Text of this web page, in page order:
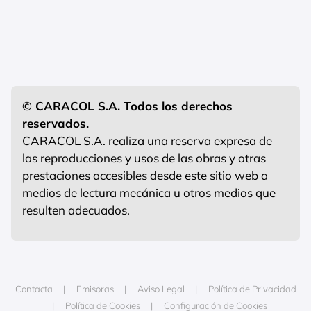
© CARACOL S.A. Todos los derechos
reservados.
CARACOL S.A. realiza una reserva expresa de
las reproducciones y usos de las obras y otras
prestaciones accesibles desde este sitio web a
medios de lectura mecánica u otros medios que
resulten adecuados.
Contacta Emisoras Aviso Legal
Política de Privacidad
Política de Cookies
Configuración de Cookies